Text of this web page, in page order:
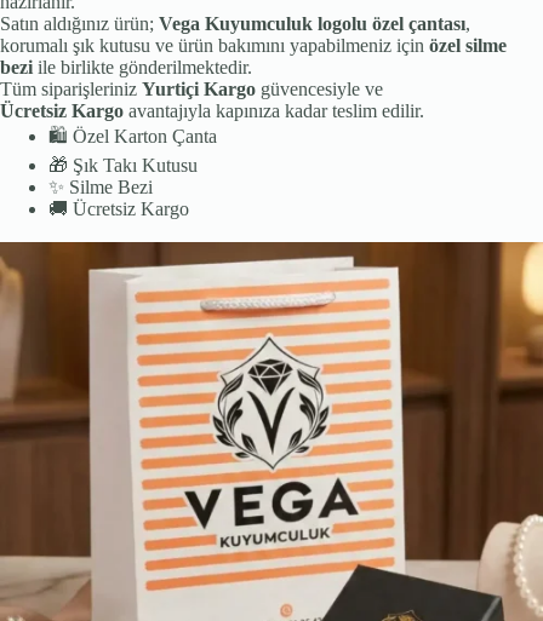
Satın aldığınız ürün; Vega Kuyumculuk logolu özel çantası,
korumalı şık kutusu ve ürün bakımını yapabilmeniz için özel silme
bezi ile birlikte gönderilmektedir.
Tüm siparişleriniz Yurtiçi Kargo güvencesiyle ve
Ücretsiz Kargo avantajıyla kapınıza kadar teslim edilir.
🛍️ Özel Karton Çanta
🎁 Şık Takı Kutusu
✨ Silme Bezi
🚚 Ücretsiz Kargo